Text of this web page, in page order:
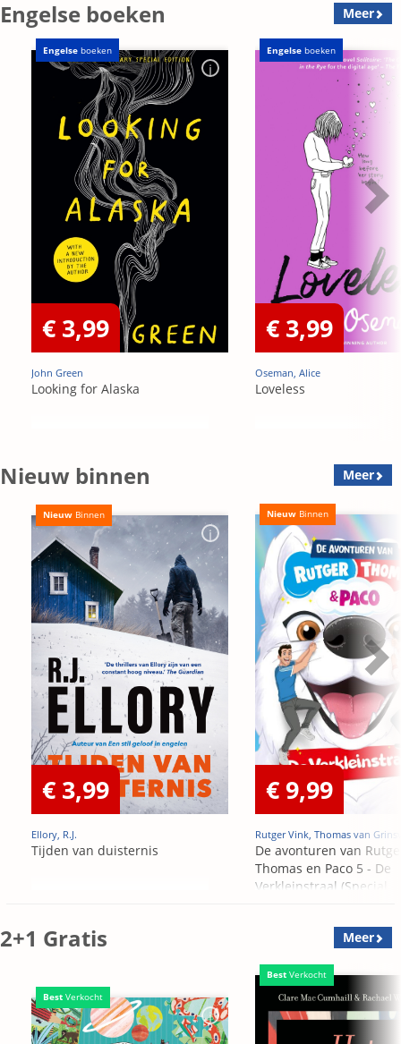
Engelse boeken Meer
Engelse boeken
€ 3,99
John Green
Looking for Alaska
Engelse boeken
€ 3,99
Oseman, Alice
Loveless
Nieuw binnen Meer
Nieuw Binnen
€ 3,99
Ellory, R.J.
Tijden van duisternis
Nieuw Binnen
€ 9,99
Rutger Vink, Thomas van
De avonturen van
Thomas en Paco 5 - De
Verkleinstraal (Special
2+1 Gratis Meer
Best Verkocht
Best Verkocht